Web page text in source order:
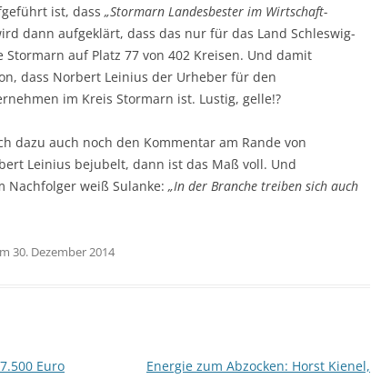
ist, dass „Stormarn Landesbester im Wirtschaft-
dann aufgeklärt, dass das nur für das Land Schleswig-
auf Platz 77 von 402 Kreisen. Und damit
dass Norbert Leinius der Urheber für den
im Kreis Stormarn ist. Lustig, gelle!?
dazu auch noch den Kommentar am Rande von
Leinius bejubelt, dann ist das Maß voll. Und
Nachfolger weiß Sulanke: „In der Branche treiben sich auch
30. Dezember 2014
Euro
Energie zum Abzocken: Horst Kienel,